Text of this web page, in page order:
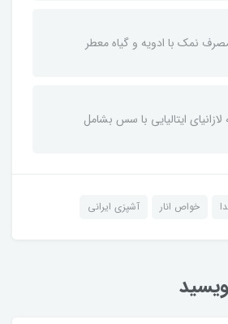
نمک با ادویه و گیاه معطر
لازانیای ایتالیایی با سس بشامل
خواص انار آشپزی ایرانی